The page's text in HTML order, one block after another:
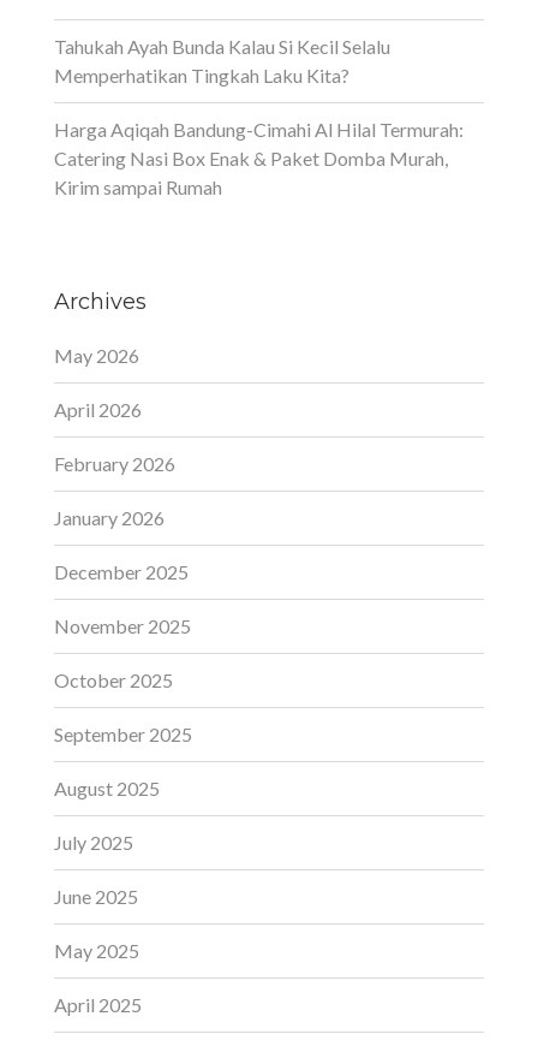
Tahukah Ayah Bunda Kalau Si Kecil Selalu
Memperhatikan Tingkah Laku Kita?
Harga Aqiqah Bandung-Cimahi Al Hilal Termurah:
Catering Nasi Box Enak & Paket Domba Murah,
Kirim sampai Rumah
Archives
May 2026
April 2026
February 2026
January 2026
December 2025
November 2025
October 2025
September 2025
August 2025
July 2025
June 2025
May 2025
April 2025